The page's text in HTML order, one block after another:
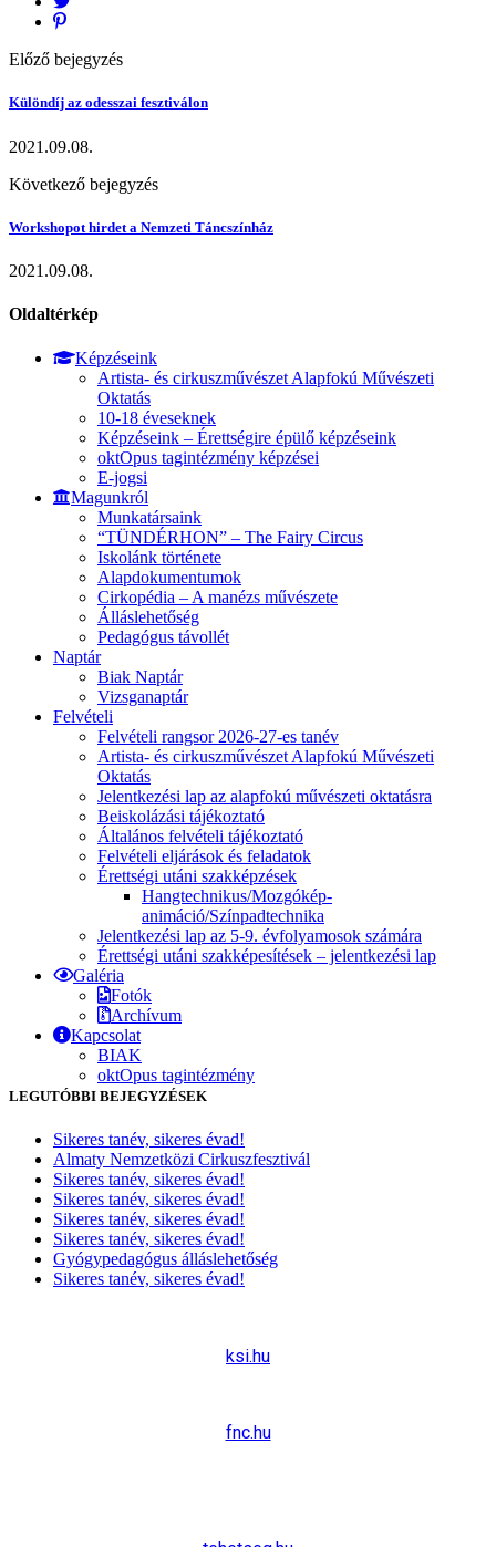
Előző bejegyzés
Különdíj az odesszai fesztiválon
2021.09.08.
Következő bejegyzés
Workshopot hirdet a Nemzeti Táncszínház
2021.09.08.
Oldaltérkép
Képzéseink
Artista- és cirkuszművészet Alapfokú Művészeti
Oktatás
10-18 éveseknek
Képzéseink – Érettségire épülő képzéseink
oktOpus tagintézmény képzései
E-jogsi
Magunkról
Munkatársaink
“TÜNDÉRHON” – The Fairy Circus
Iskolánk története
Alapdokumentumok
Cirkopédia – A manézs művészete
Álláslehetőség
Pedagógus távollét
Naptár
Biak Naptár
Vizsganaptár
Felvételi
Felvételi rangsor 2026-27-es tanév
Artista- és cirkuszművészet Alapfokú Művészeti
Oktatás
Jelentkezési lap az alapfokú művészeti oktatásra
Beiskolázási tájékoztató
Általános felvételi tájékoztató
Felvételi eljárások és feladatok
Érettségi utáni szakképzések
Hangtechnikus/Mozgókép-
animáció/Színpadtechnika
Jelentkezési lap az 5-9. évfolyamosok számára
Érettségi utáni szakképesítések – jelentkezési lap
Galéria
Fotók
Archívum
Kapcsolat
BIAK
oktOpus tagintézmény
LEGUTÓBBI BEJEGYZÉSEK
Sikeres tanév, sikeres évad!
Almaty Nemzetközi Cirkuszfesztivál
Sikeres tanév, sikeres évad!
Sikeres tanév, sikeres évad!
Sikeres tanév, sikeres évad!
Sikeres tanév, sikeres évad!
Gyógypedagógus álláslehetőség
Sikeres tanév, sikeres évad!
ksi.hu
fnc.hu